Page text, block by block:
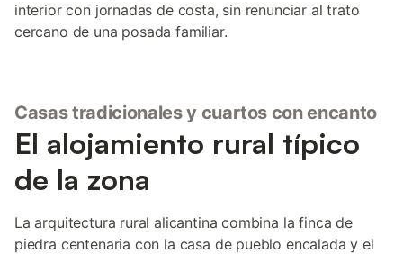
interior con jornadas de costa, sin renunciar al trato
cercano de una posada familiar.
Casas tradicionales y cuartos con encanto
El alojamiento rural típico
de la zona
La arquitectura rural alicantina combina la finca de
piedra centenaria con la casa de pueblo encalada y el